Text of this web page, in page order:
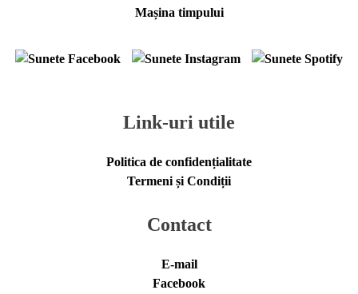
Mașina timpului
Link-uri utile
Politica de confidențialitate
Termeni și Condiții
Contact
E-mail
Facebook